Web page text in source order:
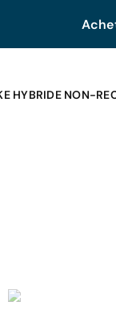
HYBRIDE NON-